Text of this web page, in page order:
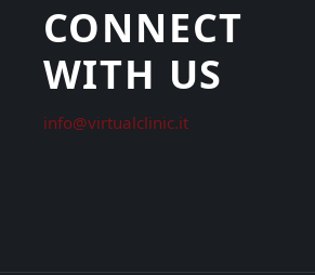
CONNECT
WITH US
info@virtualclinic.it